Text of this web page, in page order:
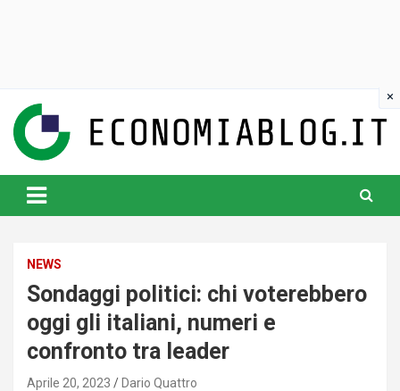
content
www.economiablog.it
NEWS
Sondaggi politici: chi voterebbero
oggi gli italiani, numeri e
confronto tra leader
Aprile 20, 2023 Dario Quattro